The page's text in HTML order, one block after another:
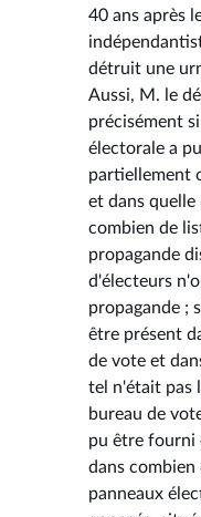
40 ans après
détruit une
Aussi, M. le
précisément
électorale a
partiellement
et dans
combien de
propagande
d'électeurs
propagande ;
être présent
de vote et
tel n'était pas
bureau de
pu être fourni
dans combien
panneaux